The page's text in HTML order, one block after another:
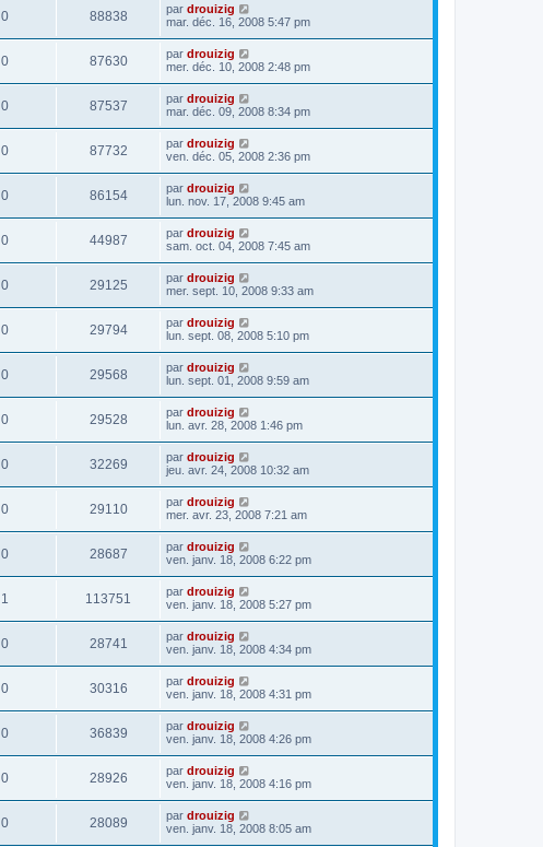
0 88838 par drouizig
mar. déc. 16, 2008 5:47 pm
0 87630 par drouizig
mer. déc. 10, 2008 2:48 pm
0 87537 par drouizig
mar. déc. 09, 2008 8:34 pm
0 87732 par drouizig
ven. déc. 05, 2008 2:36 pm
0 86154 par drouizig
lun. nov. 17, 2008 9:45 am
0 44987 par drouizig
sam. oct. 04, 2008 7:45 am
0 29125 par drouizig
mer. sept. 10, 2008 9:33 am
0 29794 par drouizig
lun. sept. 08, 2008 5:10 pm
0 29568 par drouizig
lun. sept. 01, 2008 9:59 am
0 29528 par drouizig
lun. avr. 28, 2008 1:46 pm
0 32269 par drouizig
jeu. avr. 24, 2008 10:32 am
0 29110 par drouizig
mer. avr. 23, 2008 7:21 am
0 28687 par drouizig
ven. janv. 18, 2008 6:22 pm
1 113751 par drouizig
ven. janv. 18, 2008 5:27 pm
0 28741 par drouizig
ven. janv. 18, 2008 4:34 pm
0 30316 par drouizig
ven. janv. 18, 2008 4:31 pm
0 36839 par drouizig
ven. janv. 18, 2008 4:26 pm
0 28926 par drouizig
ven. janv. 18, 2008 4:16 pm
0 28089 par drouizig
ven. janv. 18, 2008 8:05 am